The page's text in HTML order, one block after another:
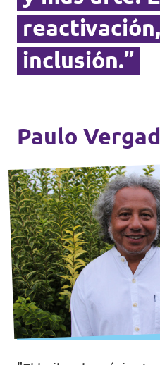
inclusión.”
Paulo